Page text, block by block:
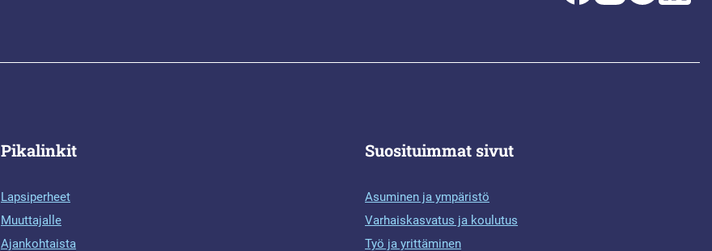
Pikalinkit
Lapsiperheet
Muuttajalle
Ajankohtaista
Suosituimmat sivut
Asuminen ja ympäristö
Varhaiskasvatus ja koulutus
Työ ja yrittäminen